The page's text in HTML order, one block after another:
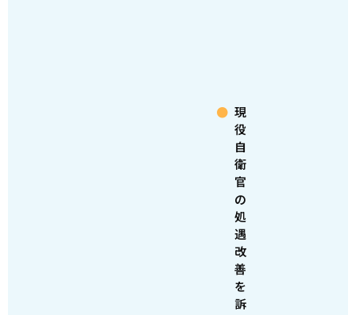
現
役
自
衛
官
の
処
遇
改
善
を
訴